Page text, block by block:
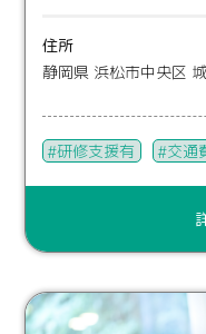
住所
静岡県 浜松市中央区
研修支援有 交通